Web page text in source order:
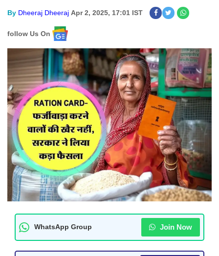
By Dheeraj Dheeraj Apr 2, 2025, 17:01 IST
follow Us On
WhatsApp Group Join Now